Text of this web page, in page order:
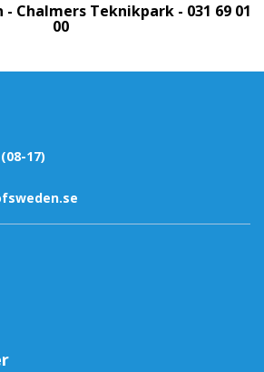
Chalmers Teknikpark - 031 69 01
00
17)